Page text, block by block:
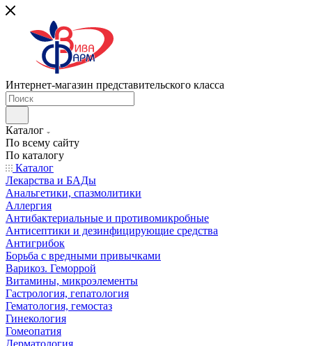
Интернет-магазин представительского класса
Каталог
По всему сайту
По каталогу
Каталог
Лекарства и БАДы
Анальгетики, спазмолитики
Аллергия
Антибактериальные и противомикробные
Антисептики и дезинфицирующие средства
Антигрибок
Борьба с вредными привычками
Варикоз. Геморрой
Витамины, микроэлементы
Гастрология, гепатология
Гематология, гемостаз
Гинекология
Гомеопатия
Дерматология